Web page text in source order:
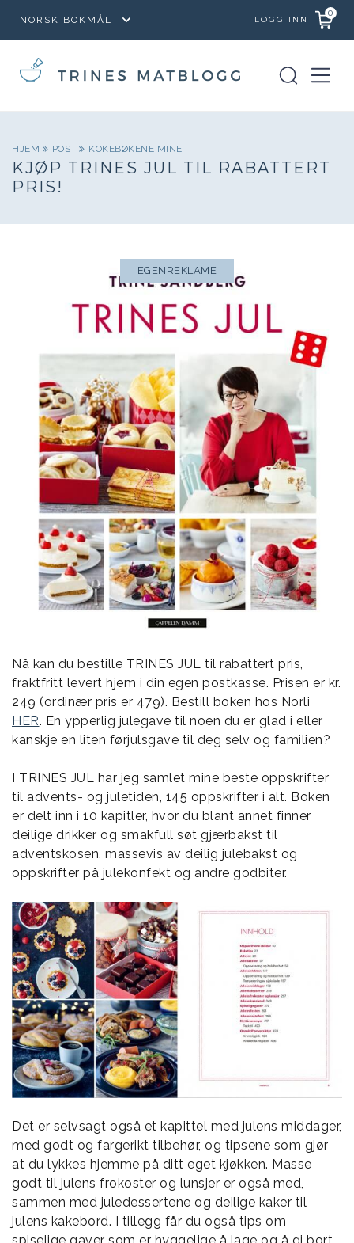
LOGG INN
0
HJEM POST KOKEBØKENE MINE
KJØP TRINES JUL TIL RABATTERT
PRIS!
EGENREKLAME
Nå kan du bestille TRINES JUL til rabattert pris,
fraktfritt levert hjem i din egen postkasse. Prisen er kr.
249 (ordinær pris er 479). Bestill boken hos Norli
HER. En ypperlig julegave til noen du er glad i eller
kanskje en liten førjulsgave til deg selv og familien?
I TRINES JUL har jeg samlet mine beste oppskrifter
til advents- og juletiden, 145 oppskrifter i alt. Boken
er delt inn i 10 kapitler, hvor du blant annet finner
deilige drikker og smakfull søt gjærbakst til
adventskosen, massevis av deilig julebakst og
oppskrifter på julekonfekt og andre godbiter.
Det er selvsagt også et kapittel med julens middager,
med godt og fargerikt tilbehør, og tipsene som gjør
at du lykkes hjemme på ditt eget kjøkken. Masse
godt til julens frokoster og lunsjer er også med,
sammen med juledessertene og deilige kaker til
julens kakebord. I tillegg får du også tips om